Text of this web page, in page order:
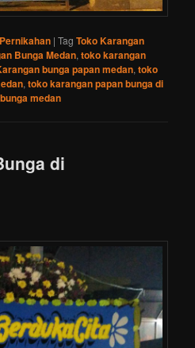
|Tag Toko Karangan
Bunga Medan,toko karangan
bunga papan medan,toko
,toko karangan papan bunga di
medan
di